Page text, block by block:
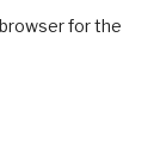
for the